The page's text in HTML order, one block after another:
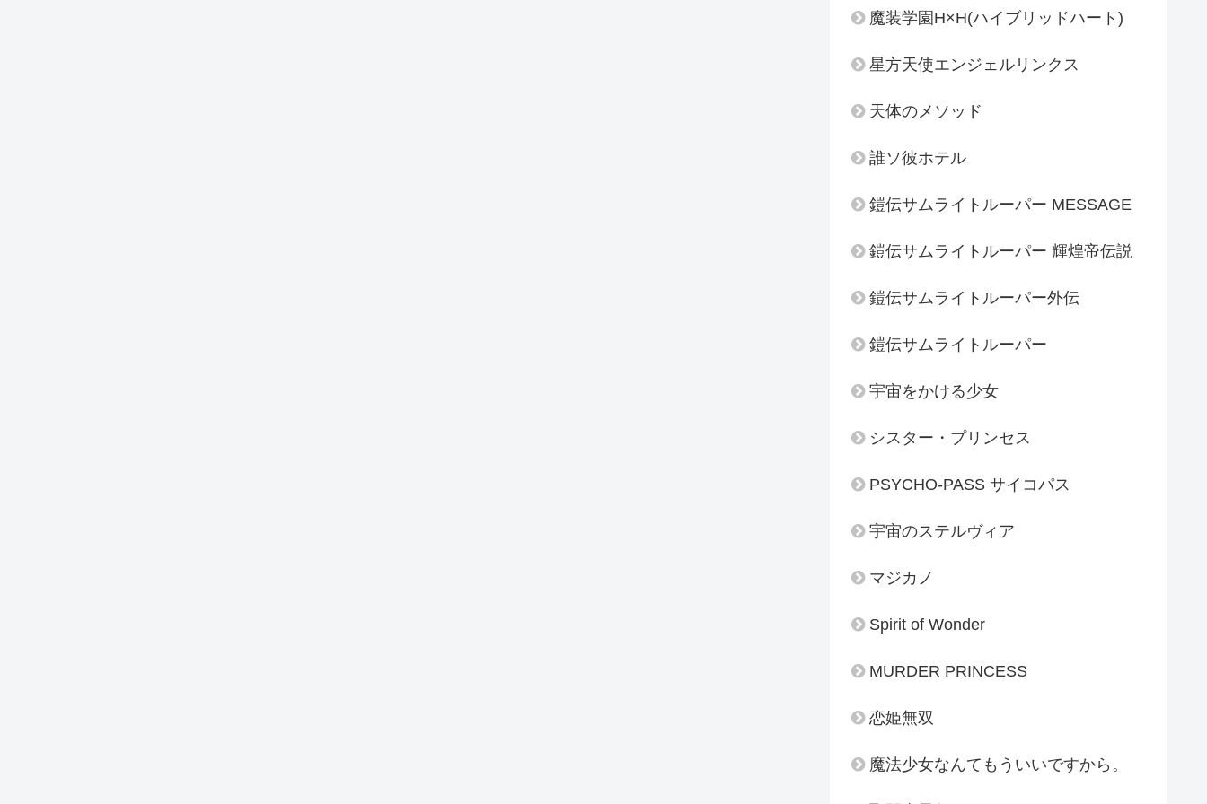
魔装学園H×H(ハイブリッドハート)
星方天使エンジェルリンクス
天体のメソッド
誰ソ彼ホテル
鎧伝サムライトルーパー MESSAGE
鎧伝サムライトルーパー 輝煌帝伝説
鎧伝サムライトルーパー外伝
鎧伝サムライトルーパー
宇宙をかける少女
シスター・プリンセス
PSYCHO-PASS サイコパス
宇宙のステルヴィア
マジカノ
Spirit of Wonder
MURDER PRINCESS
恋姫無双
魔法少女なんてもういいですから。